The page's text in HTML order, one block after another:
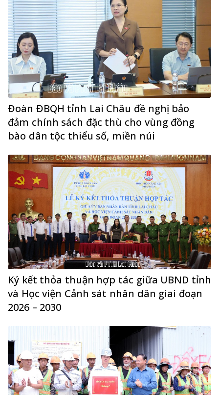
Đoàn ĐBQH tỉnh Lai Châu đề nghị bảo
đảm chính sách đặc thù cho vùng đồng
bào dân tộc thiểu số, miền núi
Ký kết thỏa thuận hợp tác giữa UBND tỉnh
và Học viện Cảnh sát nhân dân giai đoạn
2026 – 2030